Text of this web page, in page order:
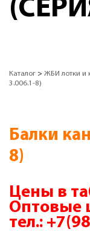
Каталог > ЖБИ лотки и
3.006.1-8)
Балки
8)
Цены в
Оптовые
тел.: